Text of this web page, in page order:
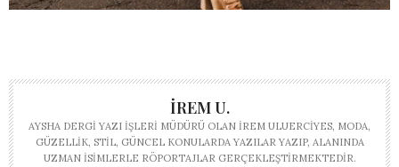
İREM U.
AYSHA DERGI YAZI İŞLERI MÜDÜRÜ OLAN İREM ULUERCIYES, MODA,
GÜZELLIK, STIL, GÜNCEL KONULARDA YAZILAR YAZIP, ALANINDA
UZMAN ISIMLERLE RÖPORTAJLAR GERÇEKLEŞTIRMEKTEDIR.